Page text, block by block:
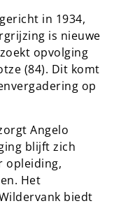
in 1934,
is nieuwe
opvolging
(84). Dit komt
op
Angelo
blijft zich
opleiding,
Het
biedt